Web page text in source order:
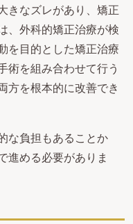
きなズレがあり、矯正
、外科的矯正治療が検
を目的とした矯正治療
術を組み合わせて行う
方を根本的に改善でき
な負担もあることか
進める必要がありま